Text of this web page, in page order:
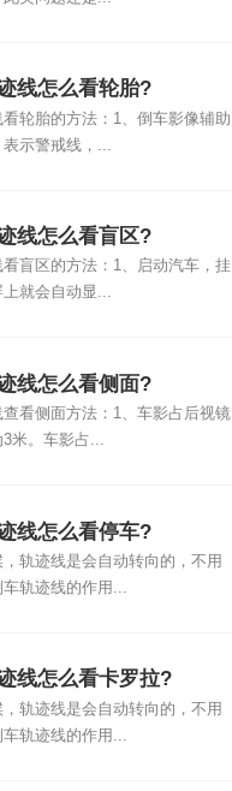
线怎么看轮胎?
轮胎的方法：1、倒车影像辅助
示警戒线，...
线怎么看盲区?
盲区的方法：1、启动汽车，挂
就会自动显...
线怎么看侧面?
看侧面方法：1、车影占后视镜
米。车影占...
线怎么看停车?
轨迹线是会自动转向的，不用
车轨迹线的作用...
线怎么看卡罗拉?
轨迹线是会自动转向的，不用
轨迹线的作用...